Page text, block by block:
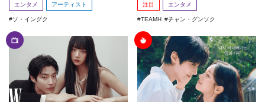
エンタメ アーティスト
ソ・イングク
注目 エンタメ
TEAMH チャン・グンソク